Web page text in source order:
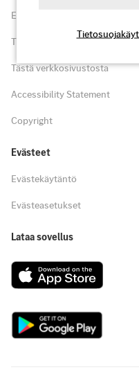
Ehdot
Tietosuojakäytäntö
Tästä verkkosivustosta
Accessibility Statement
Copyright
Evästeet
Evästekäytäntö
Evästeasetukset
Lataa sovellus